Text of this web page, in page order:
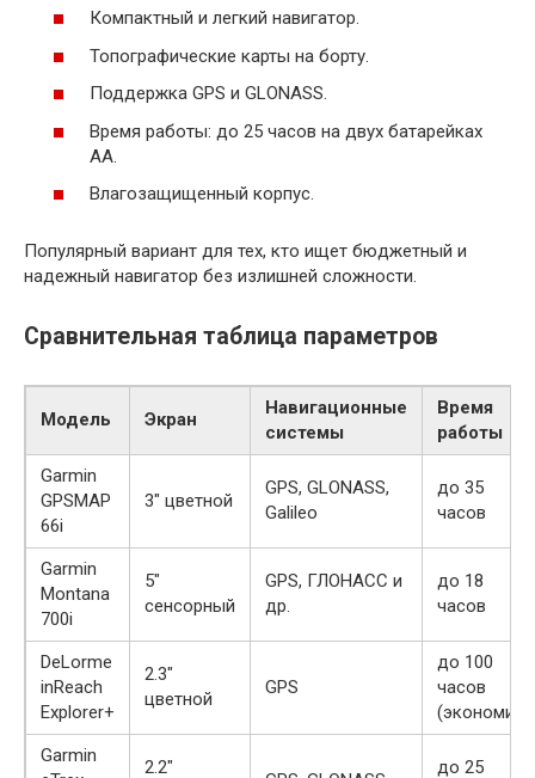
Компактный и легкий навигатор.
Топографические карты на борту.
Поддержка GPS и GLONASS.
Время работы: до 25 часов на двух батарейках
AA.
Влагозащищенный корпус.
Популярный вариант для тех, кто ищет бюджетный и
надежный навигатор без излишней сложности.
Сравнительная таблица параметров
Модель Экран
Навигационные
системы
Время
работы
Garmin
GPSMAP
66i
3″ цветной
GPS, GLONASS,
Galileo
до 35
часов
Garmin
Montana
700i
5″
сенсорный
GPS, ГЛОНАСС и
др.
до 18
часов
DeLorme
inReach
Explorer+
2.3″
цветной
GPS
до 100
часов
(экономия)
Garmin
2.2″ до 25